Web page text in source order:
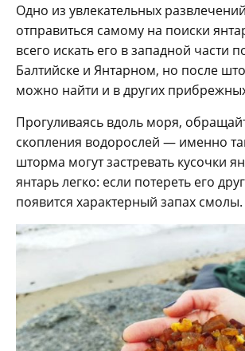
Одно из увлекательных
отправиться самому на поиски
всего искать его в западной части
Балтийске и Янтарном, но после
можно найти и в других
Прогуливаясь вдоль моря,
скопления водорослей — именно
шторма могут застревать кусочки
янтарь легко: если потереть его
появится характерный запах смолы.